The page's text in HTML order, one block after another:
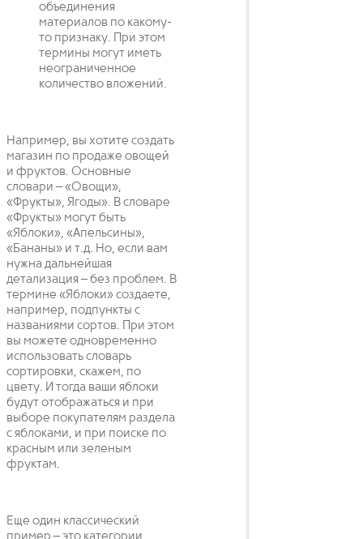
объединения
материалов по какому-
то признаку. При этом
термины могут иметь
неограниченное
количество вложений.
Например, вы хотите создать
магазин по продаже овощей
и фруктов. Основные
словари – «Овощи»,
«Фрукты», Ягоды». В словаре
«Фрукты» могут быть
«Яблоки», «Апельсины»,
«Бананы» и т.д. Но, если вам
нужна дальнейшая
детализация – без проблем. В
термине «Яблоки» создаете,
например, подпункты с
названиями сортов. При этом
вы можете одновременно
использовать словарь
сортировки, скажем, по
цвету. И тогда ваши яблоки
будут отображаться и при
выборе покупателям раздела
с яблоками, и при поиске по
красным или зеленым
фруктам.
Еще один классический